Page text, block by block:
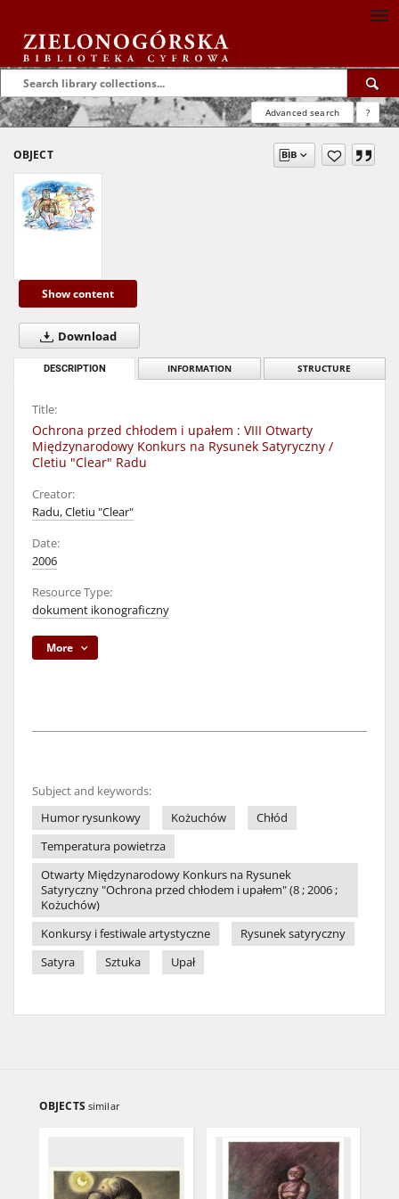
Advanced search ?
OBJECT
Show content
Download
DESCRIPTION INFORMATION STRUCTURE
Title:
Ochrona przed chłodem i upałem : VIII Otwarty
Międzynarodowy Konkurs na Rysunek Satyryczny /
Cletiu "Clear" Radu
Creator:
Radu, Cletiu "Clear"
Date:
2006
Resource Type:
dokument ikonograficzny
More
Subject and keywords:
Humor rysunkowy
Kożuchów
Chłód
Temperatura powietrza
Otwarty Międzynarodowy Konkurs na Rysunek
Satyryczny "Ochrona przed chłodem i upałem" (8 ; 2006 ;
Kożuchów)
Konkursy i festiwale artystyczne
Rysunek satyryczny
Satyra
Sztuka Upał
OBJECTS similar